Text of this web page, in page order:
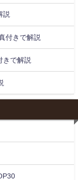
説
付きで解説
きで解説